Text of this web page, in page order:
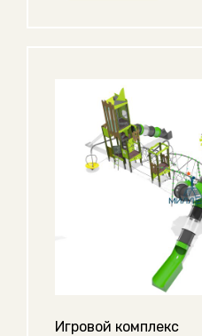
Игровой комплекс